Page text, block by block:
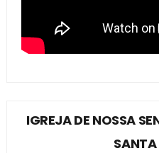
IGREJA DE NOSSA